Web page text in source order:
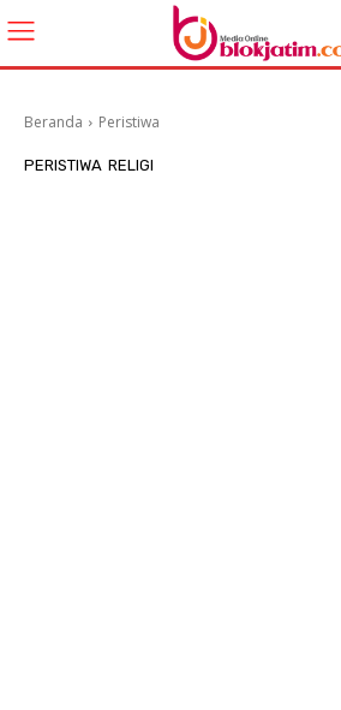
Beranda Peristiwa
PERISTIWA RELIGI